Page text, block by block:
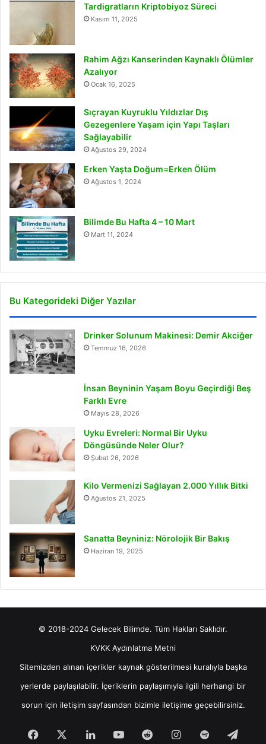
Tardigratların Kriptobiyoz Süreci
Kasım 11, 2025
Rahim Ağzı Kanserinden Kaynaklı Ölümler
Azalıyor
Ocak 16, 2025
Sıçrayan Kuyruklu Yıldızlar Dış
Gezegenlere Yaşam için Yapı Taşları
Sağlayabilir
Ağustos 29, 2024
Erken Yaşta Doğum=Erken Ölüm
Ağustos 1, 2024
Bilimde Bu Hafta 4 – 10 Mart
Mart 11, 2024
Bu Kategorideki Diğer Yazılar
Drinker Solunum Makinesi: Demir Akciğer
Temmuz 16, 2026
İnsan Beyninin Yaşam Boyu Geçirdiği Beş
Farklı Evre
Mayıs 28, 2026
Uyku Evreleri: Normal Bir Uyku
Döngüsünde Neler Olur?
Şubat 26, 2026
Kilo Vermenizi Sağlayan 2.000 Yıllık Bitki
Ağustos 21, 2025
Sanatta Beyniniz: Nörolojik Bir Bakış
Haziran 19, 2025
© 2018-2024 Gelecek Bilimde. Tüm Hakları Saklıdır.
KVKK Aydınlatma Metni
Sitemizden alınan içerikler kaynak gösterilmesi kuralıyla başka
yerlerde paylaşılabilir. İçeriklerin paylaşımıyla ilgili herhangi bir
sorun için iletişimsayfasından bizimle iletişime geçebilirsiniz.
Facebook LinkedInYouTubeRedditInstagram
Spotify